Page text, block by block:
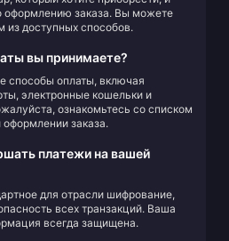
оформлению заказа. Вы можете
из доступных способов.
вы принимаете?
способы оплаты, включая
электронные кошельки и
ознакомьтесь со списком
оформлении заказа.
платежи на вашей
для отрасли шифрование,
всех транзакций. Ваша
всегда защищена.